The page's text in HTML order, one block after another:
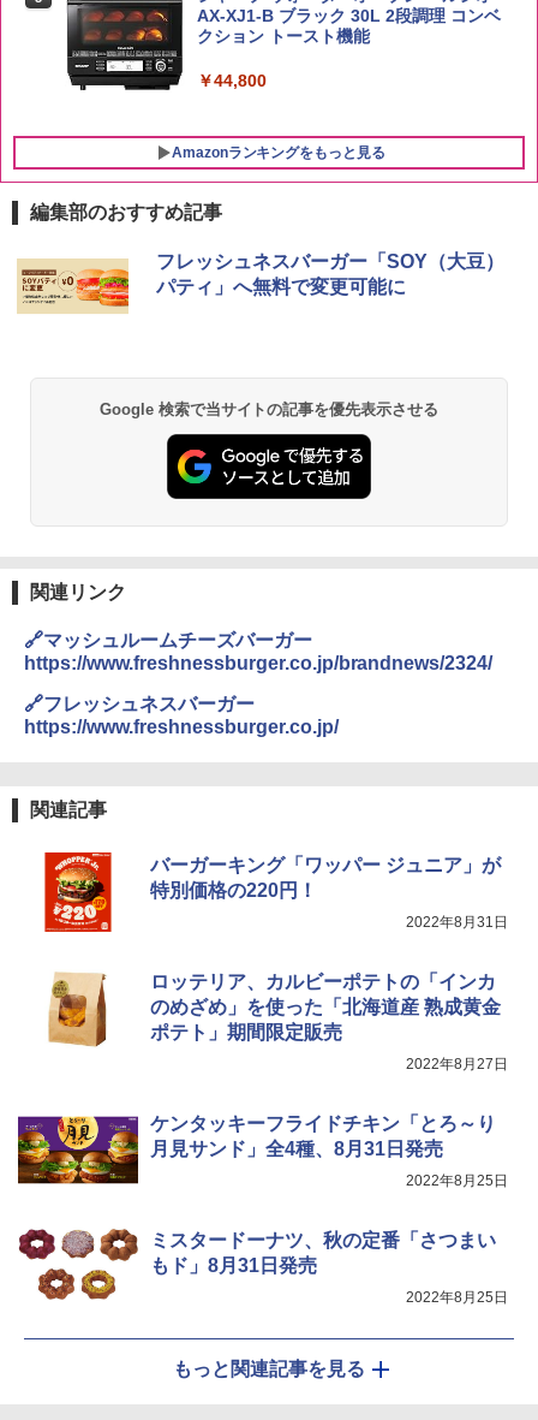
AX-XJ1-B ブラック 30L 2段調理 コンベ
クション トースト機能
￥44,800
Amazonランキングをもっと見る
編集部のおすすめ記事
フレッシュネスバーガー「SOY（大豆）
パティ」へ無料で変更可能に
Google 検索で当サイトの記事を優先表示させる
関連リンク
🔗マッシュルームチーズバーガー
https://www.freshnessburger.co.jp/brandnews/2324/
🔗フレッシュネスバーガー
https://www.freshnessburger.co.jp/
関連記事
バーガーキング「ワッパー ジュニア」が
特別価格の220円！
2022年8月31日
ロッテリア、カルビーポテトの「インカ
のめざめ」を使った「北海道産 熟成黄金
ポテト」期間限定販売
2022年8月27日
ケンタッキーフライドチキン「とろ～り
月見サンド」全4種、8月31日発売
2022年8月25日
ミスタードーナツ、秋の定番「さつまい
もド」8月31日発売
2022年8月25日
もっと関連記事を見る